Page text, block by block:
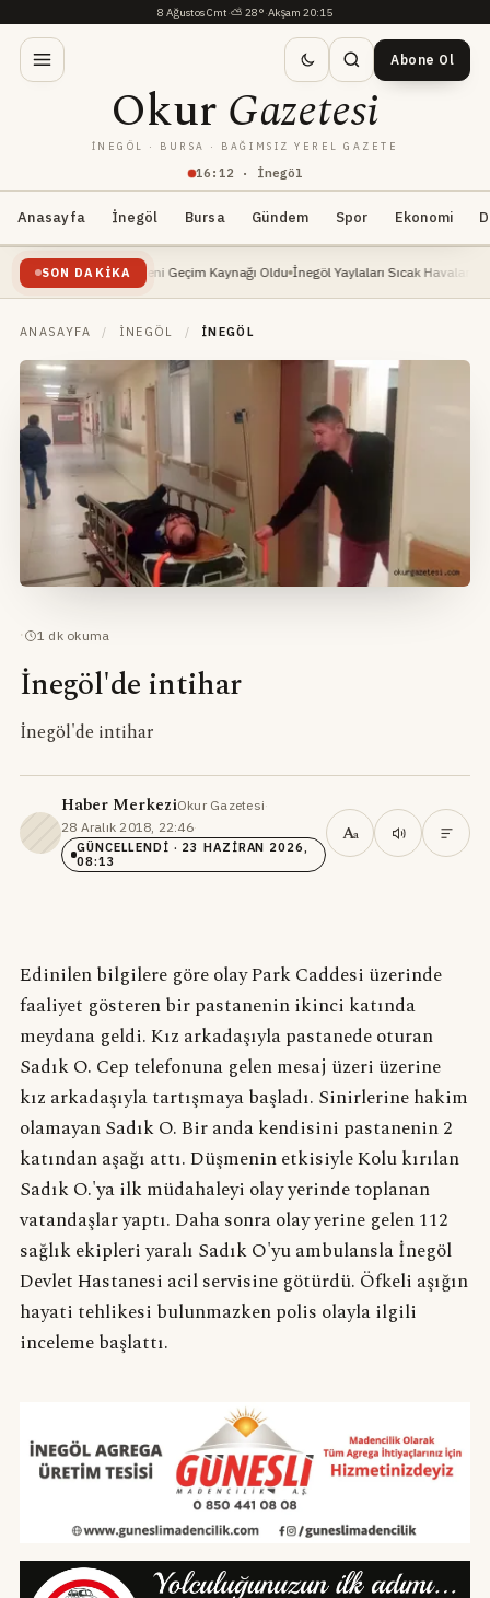
8 Ağustos Cmt·⛅ 28°·Akşam 20:15
16 : 12 · İnegöl
OkurGazetesi
İNEGÖL · BURSA · BAĞIMSIZ YEREL GAZETE
Abone Ol
Anasayfa İnegöl Bursa Gündem Spor Ekonomi
SON DAKIKA
Yeni Geçim Kaynağı Oldu İnegöl Yaylaları Sıcak Havalarda Doğa
ANASAYFA / İNEGÖL / İNEGÖL
· 1 dk okuma
İnegöl'de intihar
İnegöl'de intihar
Haber MerkeziOkur Gazetesi·
28 Aralık 2018, 22:46·
GÜNCELLENDI · 23 HAZIRAN 2026,
08:13
Aa
Edinilen bilgilere göre olay Park Caddesi üzerinde
faaliyet gösteren bir pastanenin ikinci katında
meydana geldi. Kız arkadaşıyla pastanede oturan
Sadık O. Cep telefonuna gelen mesaj üzeri üzerine
kız arkadaşıyla tartışmaya başladı. Sinirlerine hakim
olamayan Sadık O. Bir anda kendisini pastanenin 2
katından aşağı attı. Düşmenin etkisiyle Kolu kırılan
Sadık O.'ya ilk müdahaleyi olay yerinde toplanan
vatandaşlar yaptı. Daha sonra olay yerine gelen 112
sağlık ekipleri yaralı Sadık O'yu ambulansla İnegöl
Devlet Hastanesi acil servisine götürdü. Öfkeli aşığın
hayati tehlikesi bulunmazken polis olayla ilgili
inceleme başlattı.